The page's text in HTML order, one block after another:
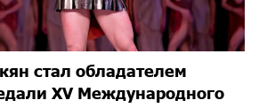
стал обладателем
XV Международного